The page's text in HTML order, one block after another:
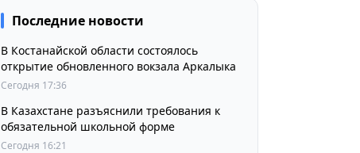
Последние новости
В Костанайской области состоялось
открытие обновленного вокзала Аркалыка
Сегодня 17:36
В Казахстане разъяснили требования к
обязательной школьной форме
Сегодня 16:21